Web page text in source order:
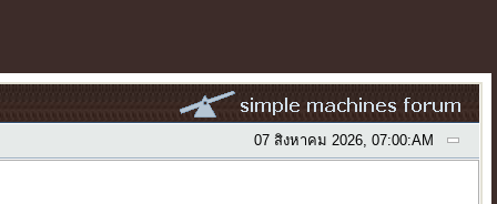
07 สิงหาคม 2026, 07:00:AM